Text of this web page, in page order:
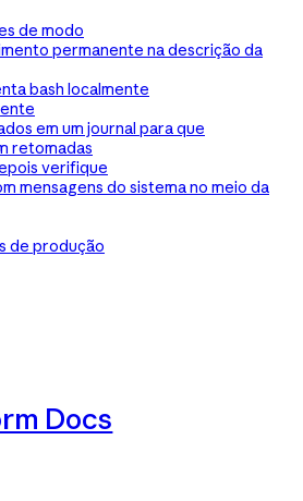
de modo
permanente na descrição da
bash localmente
em um journal para que
retomadas
verifique
mensagens do sistema no meio da
de produção
Docs